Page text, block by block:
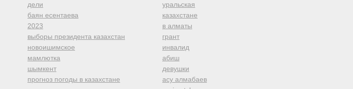
дели
баян есентаева
2023
выборы президента казахстан
новоишимское
мамлютка
шымкент
прогноз погоды в казахстане
уральская
казахстане
в алматы
грант
инвалид
абиш
девушки
асу алмабаев